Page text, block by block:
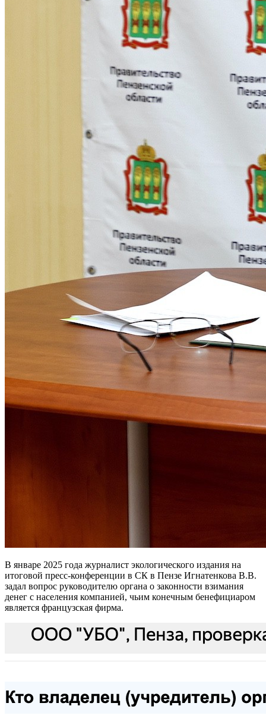
В январе 2025 года журналист экологического издания на
итоговой пресс-конференции в СК в Пензе Игнатенкова В.В.
задал вопрос руководителю органа о законности взимания
денег с населения компанией, чьим конечным бенефициаром
является французская фирма.